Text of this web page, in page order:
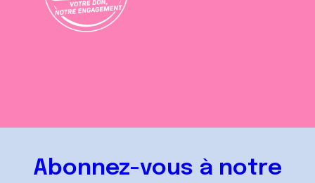
Abonnez-vous à notre